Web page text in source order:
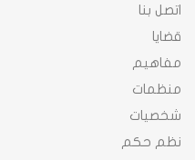
اتصل بنا
قضايا
مفاهيم
منظمات
شخصيات
نظم حكم